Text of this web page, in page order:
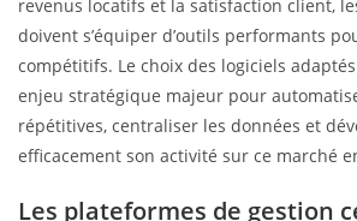
revenus locatifs et la satisfaction client,
doivent s’équiper d’outils performants
compétitifs. Le choix des logiciels
enjeu stratégique majeur pour
répétitives, centraliser les données et
efficacement son activité sur ce marché
Les plateformes de gestion